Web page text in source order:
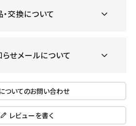
交換について
せメールについて
ついてのお問い合わせ
レビューを書く